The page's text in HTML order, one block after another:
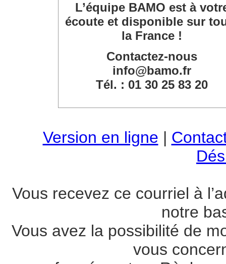
L’équipe BAMO est à
écoute et disponible sur
la France !
Contactez-nous
info@bamo.fr
Tél. : 01 30 25 83 20
Version en ligne |
Vous recevez ce courriel à
notre
Vous avez la possibilité de
vous